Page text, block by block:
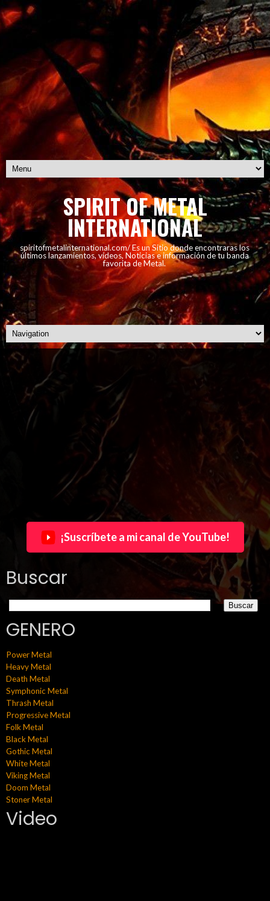
SPIRIT OF METAL
INTERNATIONAL
spiritofmetalinternational.com/ Es un Sitio donde encontraras los
últimos lanzamientos, vídeos, Noticias e información de tu banda
favorita de Metal.
¡Suscríbete a mi canal de YouTube!
Buscar
GENERO
Power Metal
Heavy Metal
Death Metal
Symphonic Metal
Thrash Metal
Progressive Metal
Folk Metal
Black Metal
Gothic Metal
White Metal
Viking Metal
Doom Metal
Stoner Metal
Video